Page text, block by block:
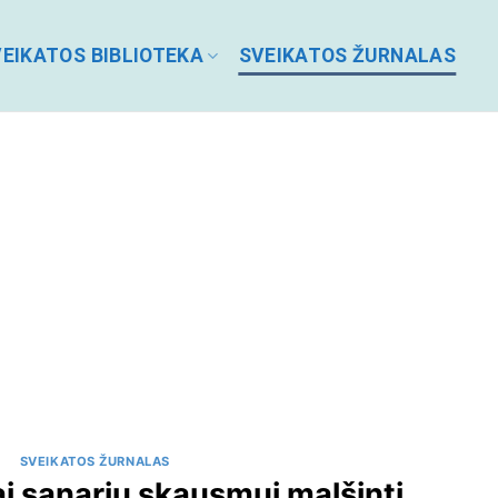
BIBLIOTEKA SVEIKATOS ŽURNALAS
SVEIKATOS ŽURNALAS